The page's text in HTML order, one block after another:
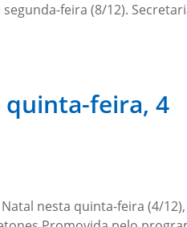
feira (8/12).
quinta-feira, 4
nesta quinta-feira (4/